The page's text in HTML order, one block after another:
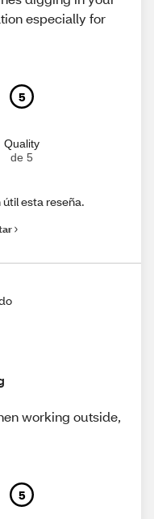
especially for
5
Quality
de 5
esta reseña.
working outside,
5